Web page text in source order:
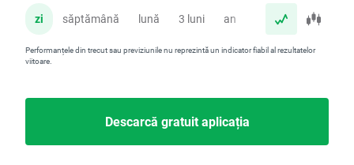
zi săptămână lună 3 luni an
Performanțele din trecut sau previziunile nu reprezintă un indicator fiabil al rezultatelor
viitoare.
Descarcă gratuit aplicația